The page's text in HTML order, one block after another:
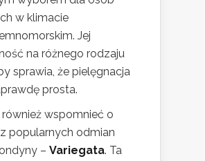
w klimacie
Jej
na różnego rodzaju
sprawia, że pielęgnacja
prosta.
wspomnieć o
popularnych odmian
– Variegata. Ta